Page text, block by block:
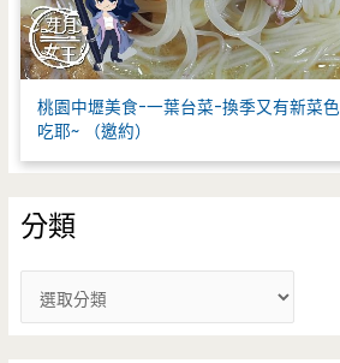
桃園中壢美食-一葉台菜-換季又有新菜
吃耶~ （邀約）
分類
類